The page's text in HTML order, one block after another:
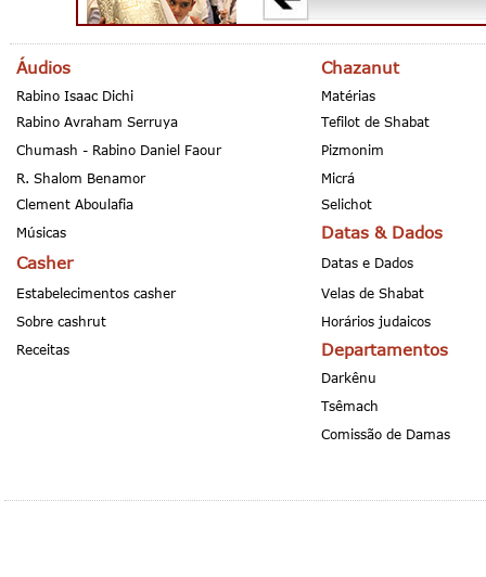
Áudios Chazanut
Rabino Isaac Dichi
Matérias
Rabino Avraham Serruya
Tefilot de Shabat
Chumash - Rabino Daniel Faour
Pizmonim
R. Shalom Benamor
Micrá
Clement Aboulafia
Selichot
Músicas
Datas & Dados
Casher
Datas e Dados
Estabelecimentos casher
Velas de Shabat
Sobre cashrut
Horários judaicos
Receitas
Departamentos
Darkênu
Tsêmach
Comissão de Damas